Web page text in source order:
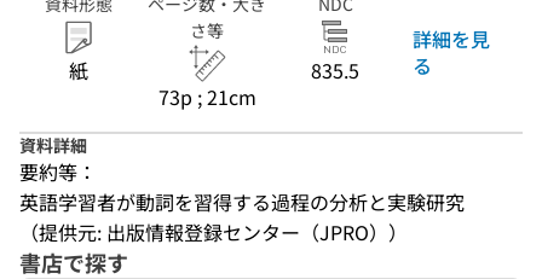
紙
さ等
73p ; 21cm
835.5
詳細を見
る
資料詳細
要約等：
英語学習者が動詞を習得する過程の分析と実験研究
（提供元: 出版情報登録センター（JPRO））
書店で探す